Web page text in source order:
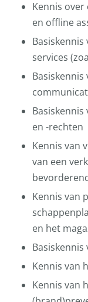
Kennis
en offline
services
en -rechten
Kennis van
van een
Kennis van
en het
Kennis van
Kennis van